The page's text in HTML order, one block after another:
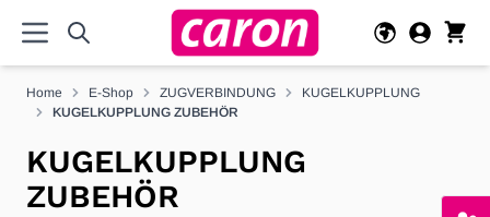
Home E-Shop ZUGVERBINDUNG
KUGELKUPPLUNG
KUGELKUPPLUNG ZUBEHÖR
KUGELKUPPLUNG
ZUBEHÖR